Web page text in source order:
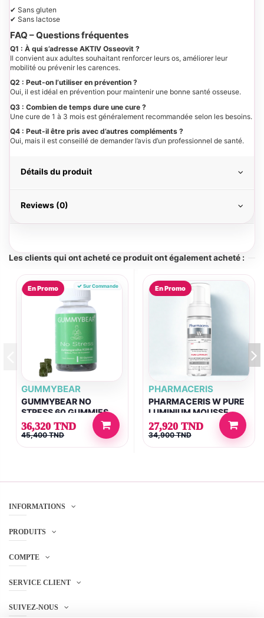
✔ Sans gluten
✔ Sans lactose
FAQ – Questions fréquentes
Q1 : À qui s’adresse AKTIV Osseovit ?
Il convient aux adultes souhaitant renforcer leurs os, améliorer leur
mobilité ou prévenir les carences.
Q2 : Peut-on l’utiliser en prévention ?
Oui, il est idéal en prévention pour maintenir une bonne santé osseuse.
Q3 : Combien de temps dure une cure ?
Une cure de 1 à 3 mois est généralement recommandée selon les besoins.
Q4 : Peut-il être pris avec d’autres compléments ?
Oui, mais il est conseillé de demander l’avis d’un professionnel de santé.
Détails du produit
Reviews (0)
Les clients qui ont acheté ce produit ont également acheté :
En Promo Sur Commande
GUMMYBEAR
GUMMYBEAR NO
STRESS 60 GUMMIES
36,320 TND
45,400 TND
En Promo
PHARMACERIS
PHARMACERIS W PURE
LUMINIUM MOUSSE
NETTOYANTE ANTI
TACHES 150ML
27,920 TND
34,900 TND
INFORMATIONS
PRODUITS
COMPTE
SERVICE CLIENT
SUIVEZ-NOUS